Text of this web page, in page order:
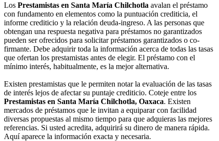
Los Prestamistas en Santa María Chilchotla avalan el préstamo
con fundamento en elementos como la puntuación crediticia, el
informe crediticio y la relación deuda-ingreso. A las personas que
obtengan una respuesta negativa para préstamos no garantizados
pueden ser ofrecidos para solicitar préstamos garantizados o co-
firmante. Debe adquirir toda la información acerca de todas las tasas
que ofertan los prestamistas antes de elegir. El préstamo con el
mínimo interés, habitualmente, es la mejor alternativa.
Existen prestamistas que le permiten notar la evaluación de las tasas
de interés lejos de afectar su puntaje crediticio. Coteje entre los
Prestamistas en Santa María Chilchotla, Oaxaca. Existen
mercados de préstamos que le invitan a equiparar con facilidad
diversas propuestas al mismo tiempo para que adquieras las mejores
referencias. Si usted acredita, adquirirá su dinero de manera rápida.
Aquí aparece la información exacta y necesaria.